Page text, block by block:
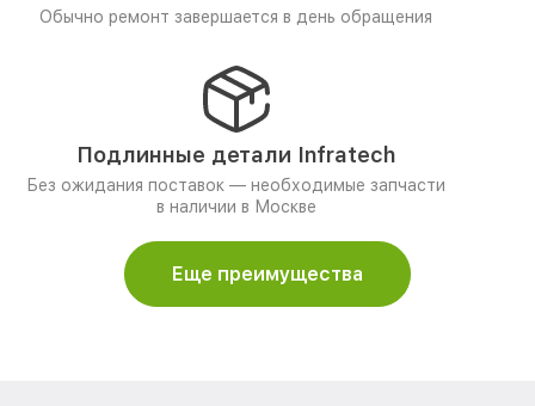
Обычно ремонт завершается в день обращения
Подлинные детали Infratech
Без ожидания поставок — необходимые запчасти
в наличии в Москве
Еще преимущества